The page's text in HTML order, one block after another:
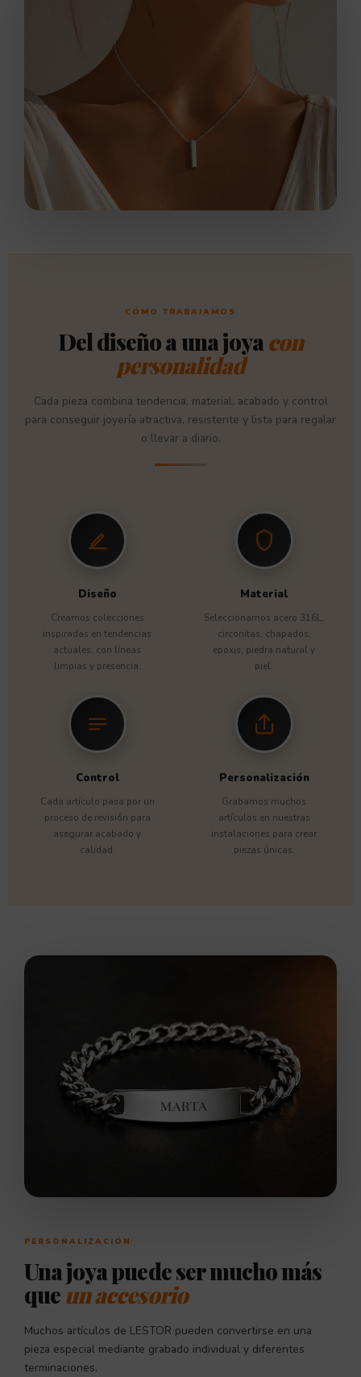
CÓMO TRABAJAMOS
Del diseño a una joya con
personalidad
Cada pieza combina tendencia, material, acabado y control
para conseguir joyería atractiva, resistente y lista para regalar
o llevar a diario.
Diseño
Creamos colecciones
inspiradas en tendencias
actuales, con líneas
limpias y presencia.
Material
Seleccionamos acero 316L,
circonitas, chapados,
epoxis, piedra natural y
piel.
Control
Cada artículo pasa por un
proceso de revisión para
asegurar acabado y
calidad.
Personalización
Grabamos muchos
artículos en nuestras
instalaciones para crear
piezas únicas.
PERSONALIZACIÓN
Una joya puede ser mucho más
queun accesorio
Muchos artículos de LESTOR pueden convertirse en una
pieza especial mediante grabado individual y diferentes
terminaciones.